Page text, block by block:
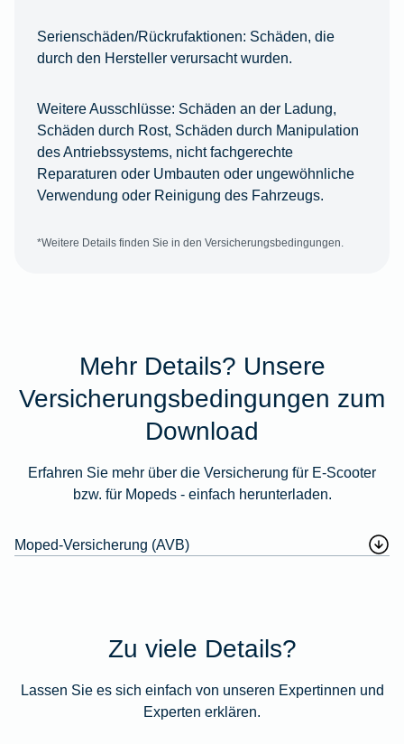
Serienschäden/Rückrufaktionen: Schäden, die
durch den Hersteller verursacht wurden.
Weitere Ausschlüsse: Schäden an der Ladung,
Schäden durch Rost, Schäden durch Manipulation
des Antriebssystems, nicht fachgerechte
Reparaturen oder Umbauten oder ungewöhnliche
Verwendung oder Reinigung des Fahrzeugs.
*Weitere Details finden Sie in den Versicherungsbedingungen.
Mehr Details? Unsere
Versicherungsbedingungen zum
Download
Erfahren Sie mehr über die Versicherung für E-Scooter
bzw. für Mopeds - einfach herunterladen.
Moped-Versicherung (AVB)
Zu viele Details?
Lassen Sie es sich einfach von unseren Expertinnen und
Experten erklären.